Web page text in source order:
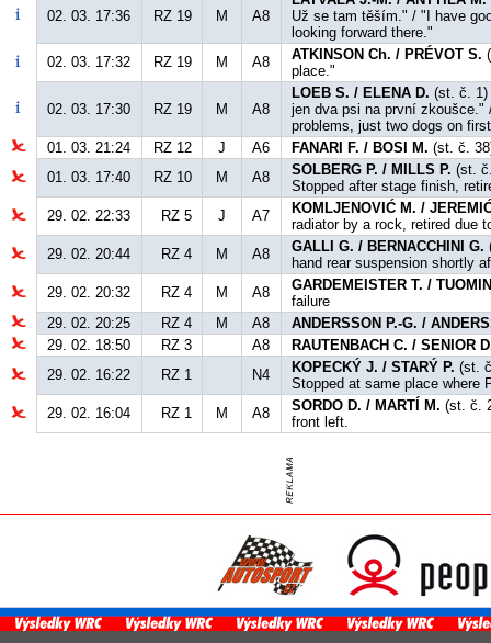
02. 03. 17:36 RZ 19 M A8
Už se tam těším." / "I have
looking forward there."
02. 03. 17:32
RZ 19 M A8 ATKINSON Ch. / PRÉVOT S.
place."
02. 03. 17:30 RZ 19 M A8
LOEB S. / ELENA D. (st. č. 1)
jen dva psi na první zkoušce."
problems, just two dogs on
01. 03. 21:24
RZ 12 J A6 FANARI F. / BOSI M. (st. č.
01. 03. 17:40
RZ 10 M A8 SOLBERG P. / MILLS P. (st.
Stopped after stage finish,
29. 02. 22:33
RZ 5 J A7
KOMLJENOVIĆ M. /
radiator by a rock, retired due
29. 02. 20:44
RZ 4 M A8 GALLI G. / BERNACCHINI G.
hand rear suspension shortly
29. 02. 20:32
RZ 4 M A8
GARDEMEISTER T. /
failure
29. 02. 20:25
RZ 4 M A8
ANDERSSON P.-G. /
29. 02. 18:50
RZ 3 A8
RAUTENBACH C. / SENIOR
29. 02. 16:22
RZ 1 N4 KOPECKÝ J. / STARÝ P. (st.
Stopped at same place where
29. 02. 16:04
RZ 1 M A8 SORDO D. / MARTÍ M. (st. č.
front left.